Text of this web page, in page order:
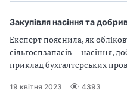
Закупівля насіння та
Експерт пояснила, як
сільгоспзапасів — насіння,
приклад бухгалтерських
19 квітня 2023 4393